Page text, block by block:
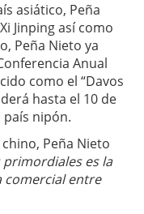
asiático, Peña
Jinping así como
Peña Nieto ya
Anual
como el “Davos
hasta el 10 de
nipón.
Peña Nieto
es la
comercial entre